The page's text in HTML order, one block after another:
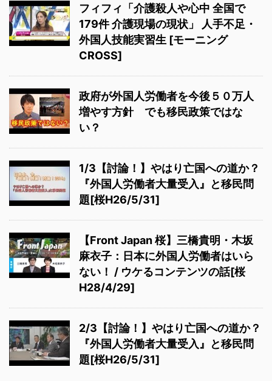
フィフィ「介護殺人や心中 全国で
179件 介護現場の現状」 人手不足・
外国人技能実習生 [モーニング
CROSS]
政府が外国人労働者を今後５０万人
増やす方針 でも移民政策ではな
い？
1/3【討論！】やはり亡国への道か？
『外国人労働者大量受入』と移民問
題[桜H26/5/31]
【Front Japan 桜】三橋貴明・木坂
麻衣子：日本に外国人労働者はいら
ない！ / ウケるコンテンツの話[桜
H28/4/29]
2/3【討論！】やはり亡国への道か？
『外国人労働者大量受入』と移民問
題[桜H26/5/31]